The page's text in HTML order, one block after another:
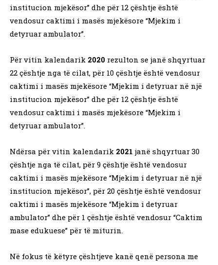
institucion mjekësor” dhe për 12 çështje është
vendosur caktimi i masës mjekësore “Mjekim i
detyruar ambulator”.
Për vitin kalendarik 2020 rezulton se janë shqyrtuar
22 çështje nga të cilat, për 10 çështje është vendosur
caktimi i masës mjekësore “Mjekim i detyruar në një
institucion mjekësor” dhe për 12 çështje është
vendosur caktimi i masës mjekësore “Mjekim i
detyruar ambulator”.
Ndërsa për vitin kalendarik 2021 janë shqyrtuar 30
çështje nga të cilat, për 9 çështje është vendosur
caktimi i masës mjekësore “Mjekim i detyruar në një
institucion mjekësor”, për 20 çështje është vendosur
caktimi i masës mjekësore “Mjekim i detyruar
ambulator” dhe për 1 çështje është vendosur “Caktim
mase edukuese” për të miturin.
Në fokus të këtyre çështjeve kanë qenë persona me